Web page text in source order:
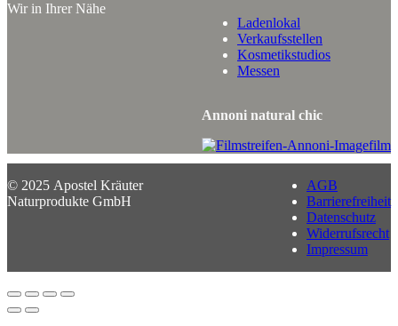
Wir in Ihrer Nähe
Ladenlokal
Verkaufsstellen
Kosmetikstudios
Messen
Annoni natural chic
© 2025 Apostel Kräuter
Naturprodukte GmbH
AGB
Barrierefreiheit
Datenschutz
Widerrufsrecht
Impressum